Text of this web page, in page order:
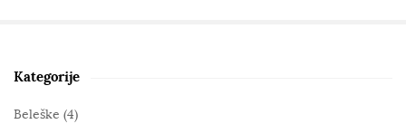
S
i
Kategorije
Beleške (4)